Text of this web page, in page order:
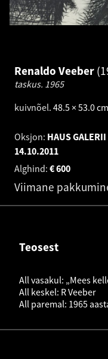
Renaldo Veeber
taskus. 1965
kuivnõel. 48.5 × 53.0 cm
Oksjon: HAUS
14.10.2011
Alghind:
600
€
Viimane
Teosest
All vasakul: „Mees
All keskel: R Veeber
All paremal: 1965